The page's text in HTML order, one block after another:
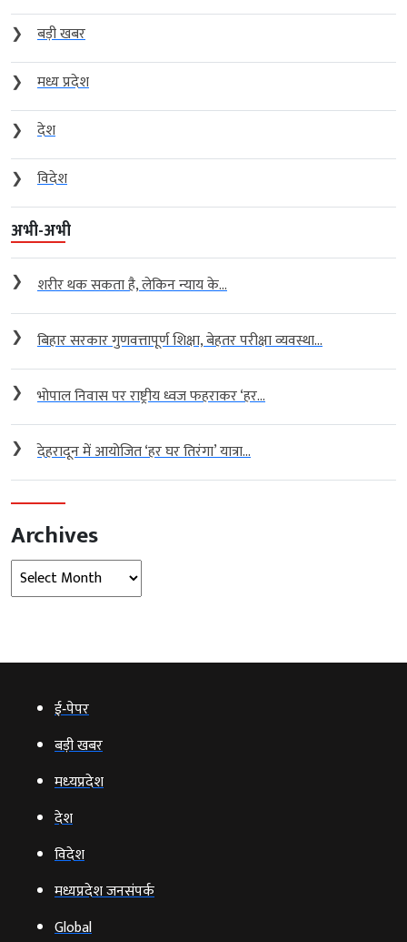
❯
बड़ी खबर
❯
मध्य प्रदेश
❯
देश
❯
विदेश
अभी-अभी
❯ शरीर थक सकता है, लेकिन न्याय के...
❯ बिहार सरकार गुणवत्तापूर्ण शिक्षा, बेहतर परीक्षा व्यवस्था...
❯ भोपाल निवास पर राष्ट्रीय ध्वज फहराकर ‘हर...
❯ देहरादून में आयोजित ‘हर घर तिरंगा’ यात्रा...
Archives
Archives
ई‑पेपर
बड़ी खबर
मध्‍यप्रदेश
देश
विदेश
मध्यप्रदेश जनसंपर्क
Global